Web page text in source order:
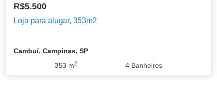
R$5.500
Loja para alugar, 353m2
Cambuí, Campinas, SP
353 m2 4Banheiros